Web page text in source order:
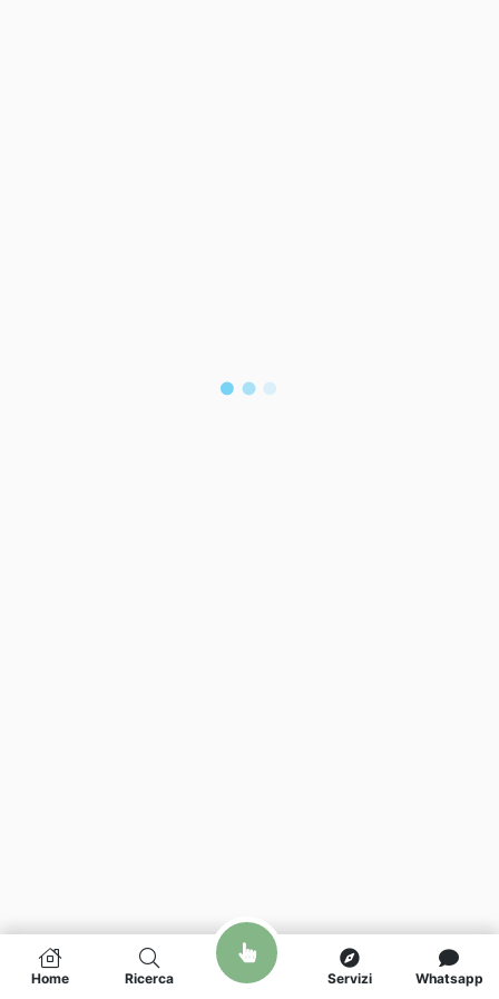
Home Ricerca Servizi Whatsapp